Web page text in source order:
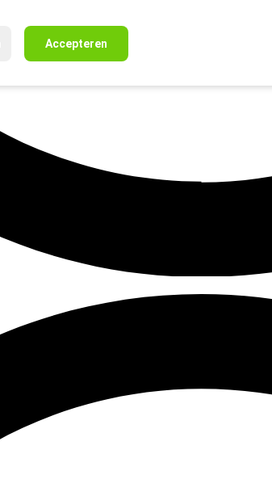
Accepteren